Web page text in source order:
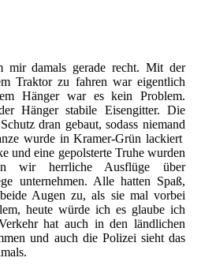
mir damals gerade recht. Mit der
Traktor zu fahren war eigentlich
Hänger war es kein Problem.
Hänger stabile Eisengitter. Die
dran gebaut, sodass niemand
wurde in Kramer-Grün lackiert
und eine gepolsterte Truhe wurden
wir herrliche Ausflüge über
unternehmen. Alle hatten Spaß,
Augen zu, als sie mal vorbei
heute würde ich es glaube ich
hat auch in den ländlichen
und auch die Polizei sieht das